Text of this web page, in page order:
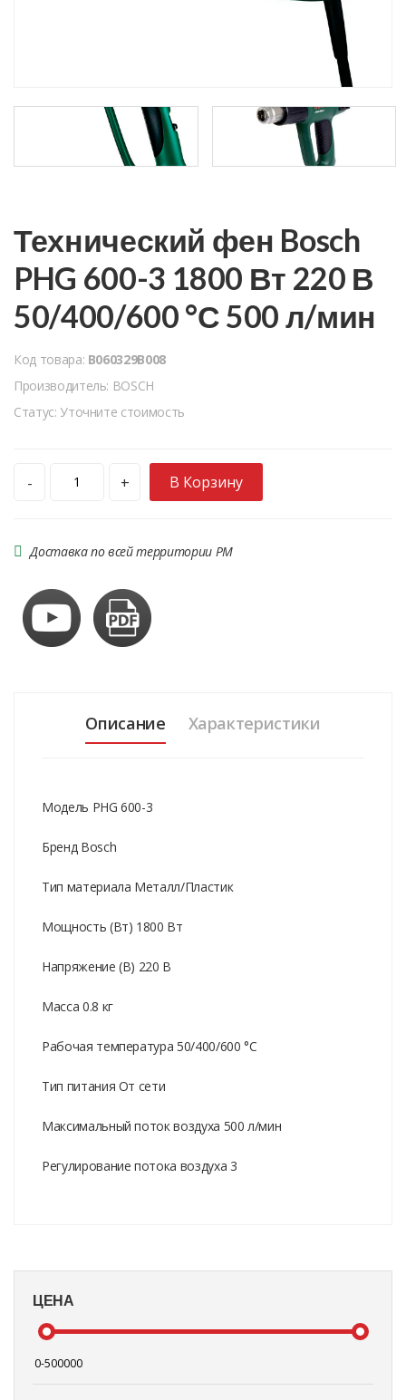
ЦЕНА
Технический фен Bosch
PHG 600-3 1800 Вт 220 В
50/400/600 °С 500 л/мин
Код товара: B060329B008
Производитель: BOSCH
Статус: Уточните стоимость
- + В Корзину
Доставка по всей территории РМ
Описание Характеристики
Модель PHG 600-3
Бренд Bosch
Тип материала Металл/Пластик
Мощность (Вт) 1800 Вт
Напряжение (В) 220 В
Масса 0.8 кг
Рабочая температура 50/400/600 °С
Тип питания От сети
Максимальный поток воздуха 500 л/мин
Регулирование потока воздуха 3